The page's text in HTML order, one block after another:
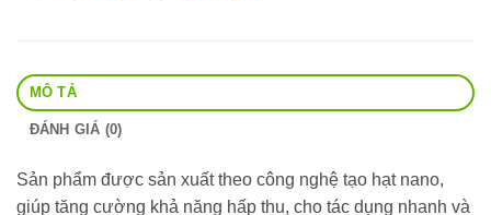
MÔ TẢ
ĐÁNH GIÁ (0)
Sản phẩm được sản xuất theo công nghệ tạo hạt nano,
giúp tăng cường khả năng hấp thu, cho tác dụng nhanh và